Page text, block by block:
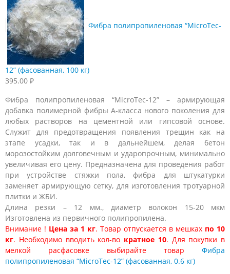
Фибра полипропиленовая “MicroTec-
12” (фасованная, 100 кг)
395.00 ₽
Фибра полипропиленовая “MicroTec-12” – армирующая
добавка полимерной фибры А-класса нового поколения для
любых растворов на цементной или гипсовой основе.
Служит для предотвращения появления трещин как на
этапе усадки, так и в дальнейшем, делая бетон
морозостойким долговечным и ударопрочным, минимально
увеличивая его цену. Предназначена для проведения работ
при устройстве стяжки пола, фибра для штукатурки
заменяет армирующую сетку, для изготовления тротуарной
плитки и ЖБИ.
Длина резки – 12 мм., диаметр волокон 15-20 мкм
Изготовлена из первичного полипропилена.
Внимание ! Цена за 1 кг. Товар отпускается в мешках по 10
кг. Необходимо вводить кол-во кратное 10. Для покупки в
мелкой расфасовке выбирайте товар Фибра
полипропиленовая “MicroTec-12” (фасованная, 0.6 кг)